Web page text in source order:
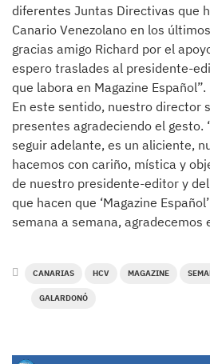
diferentes Juntas Directivas que
Canario Venezolano en los
gracias amigo Richard por el
espero traslades al presidente-
que labora en Magazine Español”.
En este sentido, nuestro director
presentes agradeciendo el gesto.
seguir adelante, es un aliciente,
hacemos con cariño, mística y
de nuestro presidente-editor y
que hacen que ‘Magazine
semana a semana, agradecemos
CANARIAS HCV MAGAZINE
GALARDONÓ